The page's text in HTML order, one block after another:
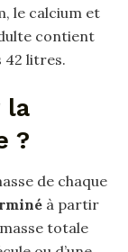
le calcium et
contient
42 litres.
la
?
de chaque
à partir
totale